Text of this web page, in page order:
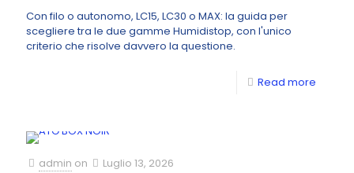
Con filo o autonomo, LC15, LC30 o MAX: la guida per
scegliere tra le due gamme Humidistop, con l'unico
criterio che risolve davvero la questione.
Read more
admin on Luglio 13, 2026